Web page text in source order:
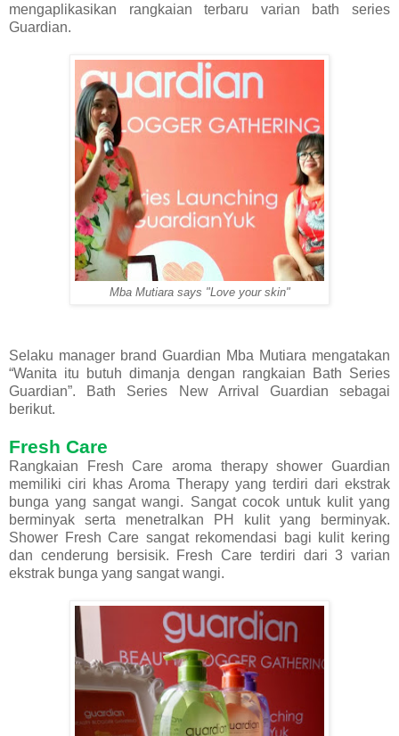
mengaplikasikan rangkaian terbaru varian bath series
Guardian.
Mba Mutiara says "Love your skin"
Selaku manager brand Guardian Mba Mutiara mengatakan
“Wanita itu butuh dimanja dengan rangkaian Bath Series
Guardian”. Bath Series New Arrival Guardian sebagai
berikut.
Fresh Care
Rangkaian Fresh Care aroma therapy shower Guardian
memiliki ciri khas Aroma Therapy yang terdiri dari ekstrak
bunga yang sangat wangi. Sangat cocok untuk kulit yang
berminyak serta menetralkan PH kulit yang berminyak.
Shower Fresh Care sangat rekomendasi bagi kulit kering
dan cenderung bersisik. Fresh Care terdiri dari 3 varian
ekstrak bunga yang sangat wangi.